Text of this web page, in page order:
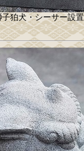
子狛犬・シーサー設